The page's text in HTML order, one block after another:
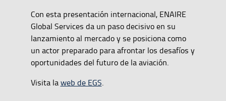
Con esta presentación internacional, ENAIRE
Global Services da un paso decisivo en su
lanzamiento al mercado y se posiciona como
un actor preparado para afrontar los desafíos y
oportunidades del futuro de la aviación.
Visita laweb de EGS.